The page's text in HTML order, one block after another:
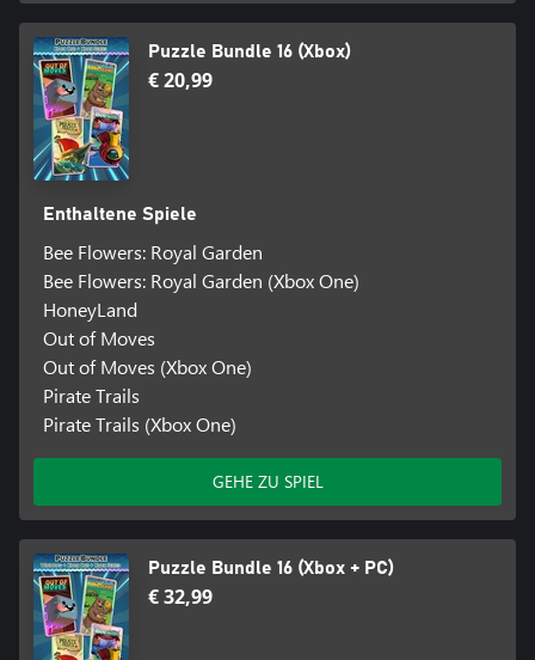
Puzzle Bundle 16 (Xbox)
€ 20,99
Enthaltene Spiele
Bee Flowers: Royal Garden
Bee Flowers: Royal Garden (Xbox One)
HoneyLand
Out of Moves
Out of Moves (Xbox One)
Pirate Trails
Pirate Trails (Xbox One)
GEHE ZU SPIEL
Puzzle Bundle 16 (Xbox + PC)
€ 32,99